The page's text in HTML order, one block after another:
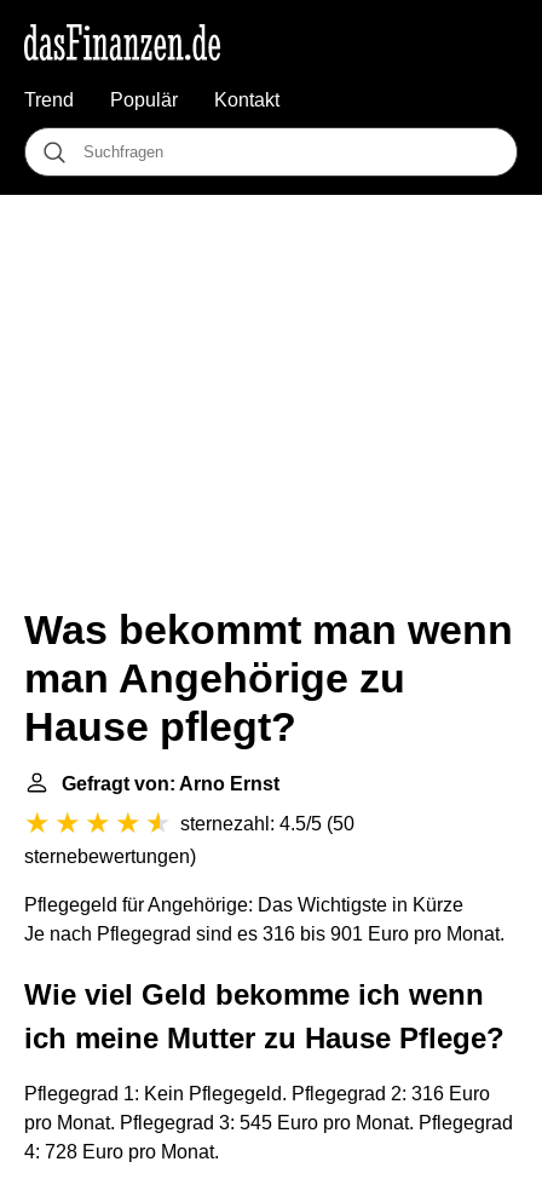
Trend Populär Kontakt
Was bekommt man wenn
man Angehörige zu
Hause pflegt?
Gefragt von: Arno Ernst
sternezahl: 4.5/5 (50
sternebewertungen)
Pflegegeld für Angehörige: Das Wichtigste in Kürze
Je nach Pflegegrad sind es 316 bis 901 Euro pro Monat.
Wie viel Geld bekomme ich wenn
ich meine Mutter zu Hause Pflege?
Pflegegrad 1: Kein Pflegegeld. Pflegegrad 2: 316 Euro
pro Monat. Pflegegrad 3: 545 Euro pro Monat. Pflegegrad
4: 728 Euro pro Monat.